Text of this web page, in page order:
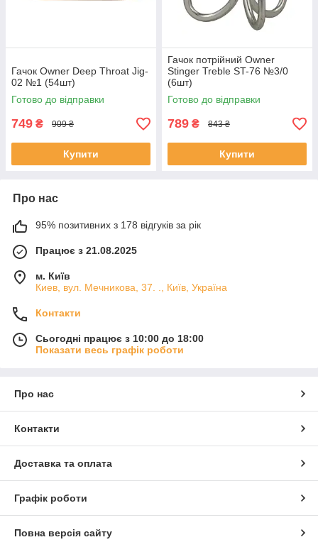
Гачок Owner Deep Throat Jig-
02 №1 (54шт)
Готово до відправки
749 ₴ 909 ₴
Купити
Гачок потрійний Owner
Stinger Treble ST-76 №3/0
(6шт)
Готово до відправки
789 ₴ 843 ₴
Купити
Про нас
95% позитивних з 178 відгуків за рік
Працює з 21.08.2025
м. Київ
Киев, вул. Мечникова, 37. ., Київ, Україна
Контакти
Сьогодні працює з 10:00 до 18:00
Показати весь графік роботи
Про нас
Контакти
Доставка та оплата
Графік роботи
Повна версія сайту